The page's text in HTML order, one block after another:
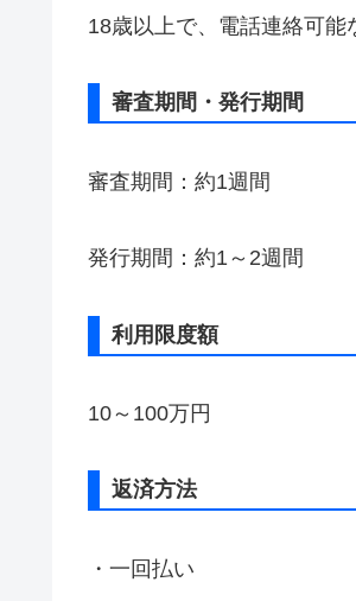
18歳以上で、電話連絡可能
審査期間・発行期間
審査期間：約1週間
発行期間：約1～2週間
利用限度額
10～100万円
返済方法
・一回払い